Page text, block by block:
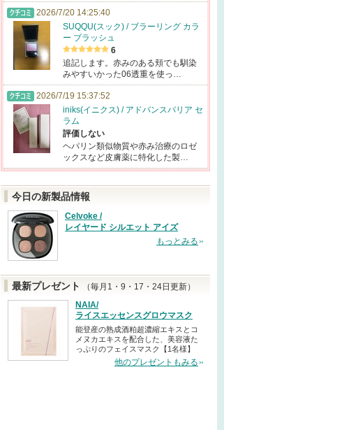
2026/7/20 14:25:40
SUQQU(スック) / ブラーリング カラ
ー ブラッシュ
6
追記します。赤みのある頬でも馴染
みやすいかった06透重を使っ…
2026/7/19 15:37:52
iniks(イニクス) / アドバンスバリア セ
ラム
評価しない
ヘパリン類似物質や赤み治療のロゼ
ックスなど皮膚薬に特化した製…
今日の新製品情報
Celvoke /
レイヤード シルエット アイズ
もっとみる
最新プレゼント
（毎月1・9・17・24日更新）
NAIA/
ライスエッセンスグロウマスク
能登産の熟成酒粕超濃縮エキスとコ
メヌカエキスを配合した、美容液た
っぷりのフェイスマスク【1名様】
他のプレゼントもみる